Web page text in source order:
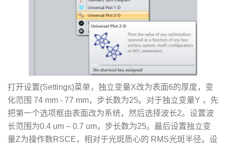
打开设置(Settings)菜单，独立变量X改为表面6的厚度，变
化范围 74 mm - 77 mm，步长数为25。对于独立变量Y ，先
把第一个选项框由表面改为系统，然后选择波长2。设置波
长范围为0.4 um – 0.7 um，步长数为25。最后设置独立变
量Z为操作数RSCE，相对于光斑质心的 RMS光斑半径。设